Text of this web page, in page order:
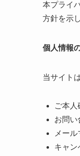
本プライ
方針を示
個人情報
当サイト
ご本人
お問い
メー
キャン